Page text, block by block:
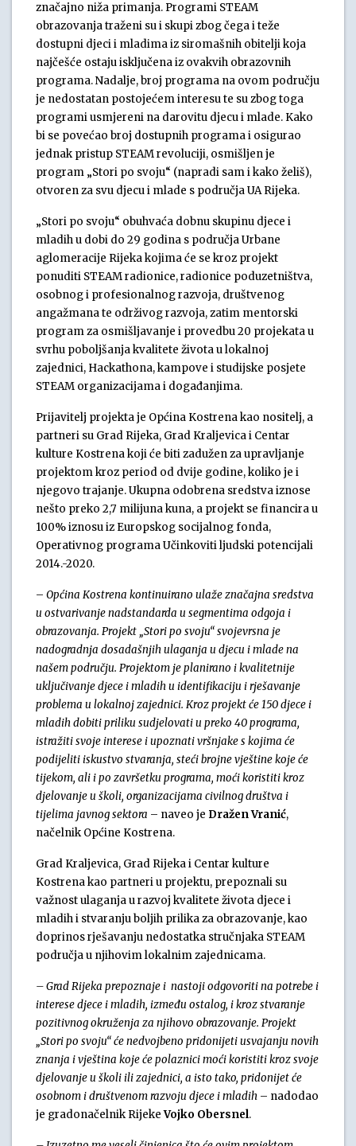
značajno niža primanja. Programi STEAM
obrazovanja traženi su i skupi zbog čega i teže
dostupni djeci i mladima iz siromašnih obitelji koja
najčešće ostaju isključena iz ovakvih obrazovnih
programa. Nadalje, broj programa na ovom području
je nedostatan postojećem interesu te su zbog toga
programi usmjereni na darovitu djecu i mlade. Kako
bi se povećao broj dostupnih programa i osigurao
jednak pristup STEAM revoluciji, osmišljen je
program „Stori po svoju“ (napradi sam i kako želiš),
otvoren za svu djecu i mlade s područja UA Rijeka.
„Stori po svoju“ obuhvaća dobnu skupinu djece i
mladih u dobi do 29 godina s područja Urbane
aglomeracije Rijeka kojima će se kroz projekt
ponuditi STEAM radionice, radionice poduzetništva,
osobnog i profesionalnog razvoja, društvenog
angažmana te održivog razvoja, zatim mentorski
program za osmišljavanje i provedbu 20 projekata u
svrhu poboljšanja kvalitete života u lokalnoj
zajednici, Hackathona, kampove i studijske posjete
STEAM organizacijama i događanjima.
Prijavitelj projekta je Općina Kostrena kao nositelj, a
partneri su Grad Rijeka, Grad Kraljevica i Centar
kulture Kostrena koji će biti zadužen za upravljanje
projektom kroz period od dvije godine, koliko je i
njegovo trajanje. Ukupna odobrena sredstva iznose
nešto preko 2,7 milijuna kuna, a projekt se financira u
100% iznosu iz Europskog socijalnog fonda,
Operativnog programa Učinkoviti ljudski potencijali
2014.-2020.
– Općina Kostrena kontinuirano ulaže značajna sredstva
u ostvarivanje nadstandarda u segmentima odgoja i
obrazovanja. Projekt „Stori po svoju“ svojevrsna je
nadogradnja dosadašnjih ulaganja u djecu i mlade na
našem području. Projektom je planirano i kvalitetnije
uključivanje djece i mladih u identifikaciju i rješavanje
problema u lokalnoj zajednici. Kroz projekt će 150 djece i
mladih dobiti priliku sudjelovati u preko 40 programa,
istražiti svoje interese i upoznati vršnjake s kojima će
podijeliti iskustvo stvaranja, steći brojne vještine koje će
tijekom, ali i po završetku programa, moći koristiti kroz
djelovanje u školi, organizacijama civilnog društva i
tijelima javnog sektora – naveo je Dražen Vranić,
načelnik Općine Kostrena.
Grad Kraljevica, Grad Rijeka i Centar kulture
Kostrena kao partneri u projektu, prepoznali su
važnost ulaganja u razvoj kvalitete života djece i
mladih i stvaranju boljih prilika za obrazovanje, kao
doprinos rješavanju nedostatka stručnjaka STEAM
područja u njihovim lokalnim zajednicama.
– Grad Rijeka prepoznaje i nastoji odgovoriti na potrebe i
interese djece i mladih, između ostalog, i kroz stvaranje
pozitivnog okruženja za njihovo obrazovanje. Projekt
„Stori po svoju“ će nedvojbeno pridonijeti usvajanju novih
znanja i vještina koje će polaznici moći koristiti kroz svoje
djelovanje u školi ili zajednici, a isto tako, pridonijet će
osobnom i društvenom razvoju djece i mladih – nadodao
je gradonačelnik RijekeVojko Obersnel.